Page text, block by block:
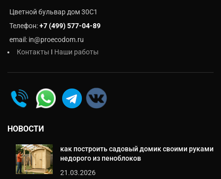
Цветной бульвар дом 30C1
Телефон:+7 (499) 577-04-89
email: in@proecodom.ru
Контакты I Наши работы
НОВОСТИ
как построить садовый домик своими руками
недорого из пеноблоков
21.03.2026